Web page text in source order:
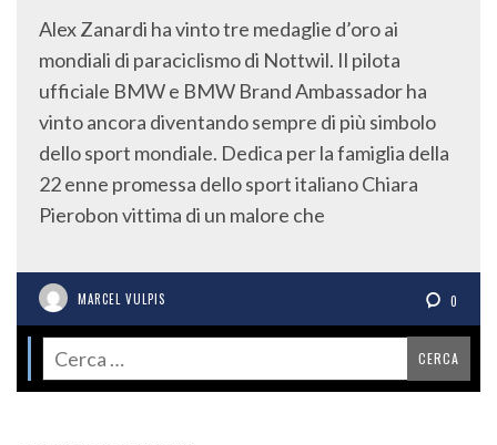
Alex Zanardi ha vinto tre medaglie d’oro ai
mondiali di paraciclismo di Nottwil. Il pilota
ufficiale BMW e BMW Brand Ambassador ha
vinto ancora diventando sempre di più simbolo
dello sport mondiale. Dedica per la famiglia della
22 enne promessa dello sport italiano Chiara
Pierobon vittima di un malore che
MARCEL VULPIS 0